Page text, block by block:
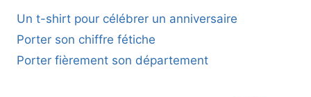
Un t-shirt pour célébrer un anniversaire
Porter son chiffre fétiche
Porter fièrement son département